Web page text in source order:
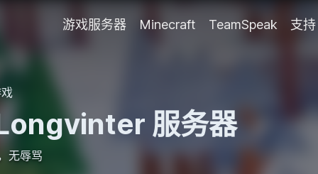
游戏服务器 Minecraft TeamSpeak 支持
服务器
无辱骂